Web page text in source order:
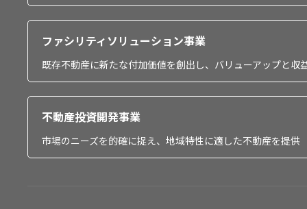
ファシリティソリューション事業
既存不動産に新たな付加価値を創出し、バリューアップと収
不動産投資開発事業
市場のニーズを的確に捉え、地域特性に適した不動産を提供